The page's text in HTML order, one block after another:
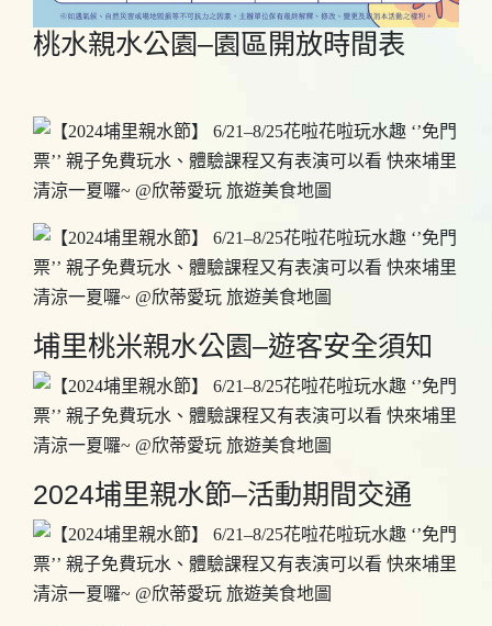
桃水親水公園–園區開放時間表
埔里桃米親水公園–遊客安全須知
2024埔里親水節–活動期間交通